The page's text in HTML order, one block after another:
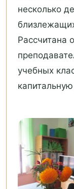
несколько
Рассчитана
учебных